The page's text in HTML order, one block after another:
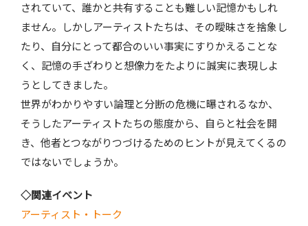
されていて、誰かと共有することも難しい記憶かもしれ
ません。しかしアーティストたちは、その曖昧さを捨象し
たり、自分にとって都合のいい事実にすりかえることな
く、記憶の手ざわりと想像力をたよりに誠実に表現しよ
うとしてきました。
世界がわかりやすい論理と分断の危機に曝されるなか、
そうしたアーティストたちの態度から、自らと社会を開
き、他者とつながりつづけるためのヒントが見えてくるの
ではないでしょうか。
◇関連イベント
アーティスト・トーク